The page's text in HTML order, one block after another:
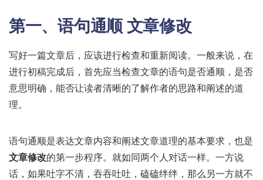
第一、语句通顺 文章修改
写好一篇文章后，应该进行检查和重新阅读。一般来说，在
进行初稿完成后，首先应当检查文章的语句是否通顺，是否
意思明确，能否让读者清晰的了解作者的思路和阐述的道
理。
语句通顺是表达文章内容和阐述文章道理的基本要求，也是
文章修改的第一步程序。就如同两个人对话一样。一方说
话，如果吐字不清，吞吞吐吐，磕磕绊绊，那么另一方就不